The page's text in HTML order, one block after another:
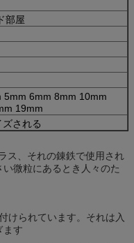
部屋
5mm 6mm 8mm 10mm
19mm
ズされる
ス、それの錬鉄で使用され
微粒にあるとき人々のた
けられています。それは入
ます